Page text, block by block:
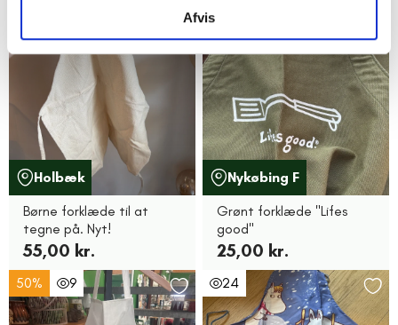
Afvis
Holbæk
Børne forklæde til at
tegne på. Nyt!
55,00 kr.
Nykøbing F
Grønt forklæde "Lifes
good"
25,00 kr.
50% 9 24